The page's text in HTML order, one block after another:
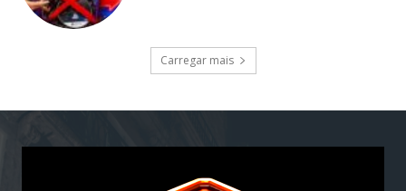
Carregar mais